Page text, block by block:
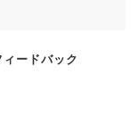
ードバック